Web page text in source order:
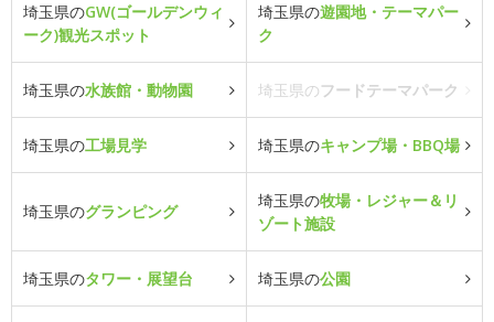
埼玉県のGW(ゴールデンウィ
ーク)観光スポット
埼玉県の遊園地・テーマパー
ク
埼玉県の水族館・動物園 埼玉県のフードテーマパーク
埼玉県の工場見学 埼玉県のキャンプ場・BBQ場
埼玉県のグランピング
埼玉県の牧場・レジャー＆リ
ゾート施設
埼玉県のタワー・展望台 埼玉県の公園